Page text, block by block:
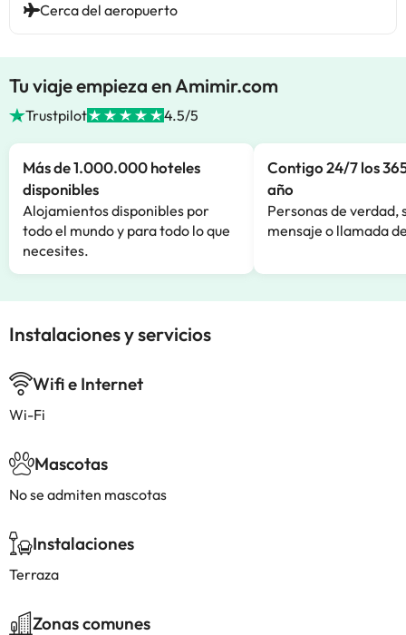
Cerca del aeropuerto
Tu viaje empieza en Amimir.com
Trustpilot 4.5/5
Más de 1.000.000 hoteles
disponibles
Alojamientos disponibles por
todo el mundo y para todo lo que
necesites.
Contigo 24/7 los
año
Personas de verdad,
mensaje o llamada
Instalaciones y servicios
Wifi e Internet
Wi-Fi
Mascotas
No se admiten mascotas
Instalaciones
Terraza
Zonas comunes